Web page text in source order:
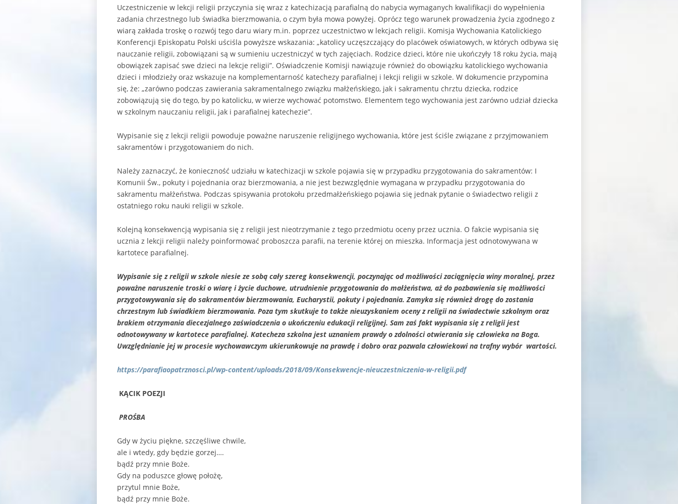
Uczestniczenie w lekcji religii przyczynia się wraz z katechizacją parafialną do nabycia wymaganych kwalifikacji do wypełnienia
zadania chrzestnego lub świadka bierzmowania, o czym była mowa powyżej. Oprócz tego warunek prowadzenia życia zgodnego z
wiarą zakłada troskę o rozwój tego daru wiary m.in. poprzez uczestnictwo w lekcjach religii. Komisja Wychowania Katolickiego
Konferencji Episkopatu Polski uściśla powyższe wskazania: „katolicy uczęszczający do placówek oświatowych, w których odbywa się
nauczanie religii, zobowiązani są w sumieniu uczestniczyć w tych zajęciach. Rodzice dzieci, które nie ukończyły 18 roku życia, mają
obowiązek zapisać swe dzieci na lekcje religii”. Oświadczenie Komisji nawiązuje również do obowiązku katolickiego wychowania
dzieci i młodzieży oraz wskazuje na komplementarność katechezy parafialnej i lekcji religii w szkole. W dokumencie przypomina
się, że: „zarówno podczas zawierania sakramentalnego związku małżeńskiego, jak i sakramentu chrztu dziecka, rodzice
zobowiązują się do tego, by po katolicku, w wierze wychować potomstwo. Elementem tego wychowania jest zarówno udział dziecka
w szkolnym nauczaniu religii, jak i parafialnej katechezie”.
Wypisanie się z lekcji religii powoduje poważne naruszenie religijnego wychowania, które jest ściśle związane z przyjmowaniem
sakramentów i przygotowaniem do nich.
Należy zaznaczyć, że konieczność udziału w katechizacji w szkole pojawia się w przypadku przygotowania do sakramentów: I
Komunii Św., pokuty i pojednania oraz bierzmowania, a nie jest bezwzględnie wymagana w przypadku przygotowania do
sakramentu małżeństwa. Podczas spisywania protokołu przedmałżeńskiego pojawia się jednak pytanie o świadectwo religii z
ostatniego roku nauki religii w szkole.
Kolejną konsekwencją wypisania się z religii jest nieotrzymanie z tego przedmiotu oceny przez ucznia. O fakcie wypisania się
ucznia z lekcji religii należy poinformować proboszcza parafii, na terenie której on mieszka. Informacja jest odnotowywana w
kartotece parafialnej.
Wypisanie się z religii w szkole niesie ze sobą cały szereg konsekwencji, poczynając od możliwości zaciągnięcia winy moralnej, przez
poważne naruszenie troski o wiarę i życie duchowe, utrudnienie przygotowania do małżeństwa, aż do pozbawienia się możliwości
przygotowywania się do sakramentów bierzmowania, Eucharystii, pokuty i pojednania. Zamyka się również drogę do zostania
chrzestnym lub świadkiem bierzmowania. Poza tym skutkuje to także nieuzyskaniem oceny z religii na świadectwie szkolnym oraz
brakiem otrzymania diecezjalnego zaświadczenia o ukończeniu edukacji religijnej. Sam zaś fakt wypisania się z religii jest
odnotowywany w kartotece parafialnej. Katecheza szkolna jest uznaniem prawdy o zdolności otwierania się człowieka na Boga.
Uwzględnianie jej w procesie wychowawczym ukierunkowuje na prawdę i dobro oraz pozwala człowiekowi na trafny wybór wartości.
https://parafiaopatrznosci.pl/wp-content/uploads/2018/09/Konsekwencje-nieuczestniczenia-w-religii.pdf
KĄCIK POEZJI
PROŚBA
Gdy w życiu piękne, szczęśliwe chwile,
ale i wtedy, gdy będzie gorzej….
bądź przy mnie Boże.
Gdy na poduszce głowę położę,
przytul mnie Boże,
bądź przy mnie Boże.